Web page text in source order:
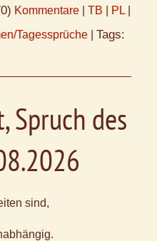
Kommentare TB PL
Tagessprüche Tags:
Spruch des
sind,